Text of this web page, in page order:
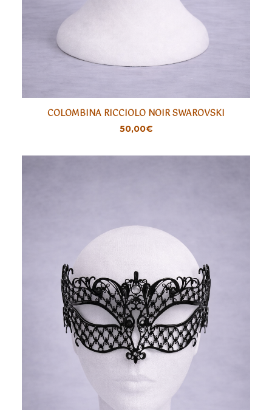
COLOMBINA RICCIOLO NOIR SWAROVSKI
50,00€